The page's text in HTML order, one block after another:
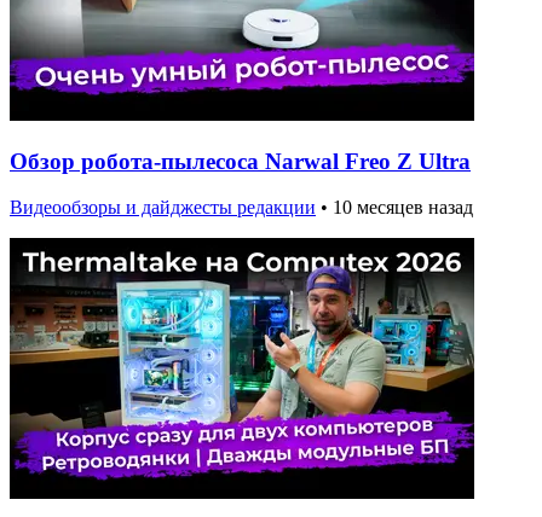
Обзор робота-пылесоса Narwal Freo Z Ultra
Видеообзоры и дайджесты редакции • 10 месяцев назад